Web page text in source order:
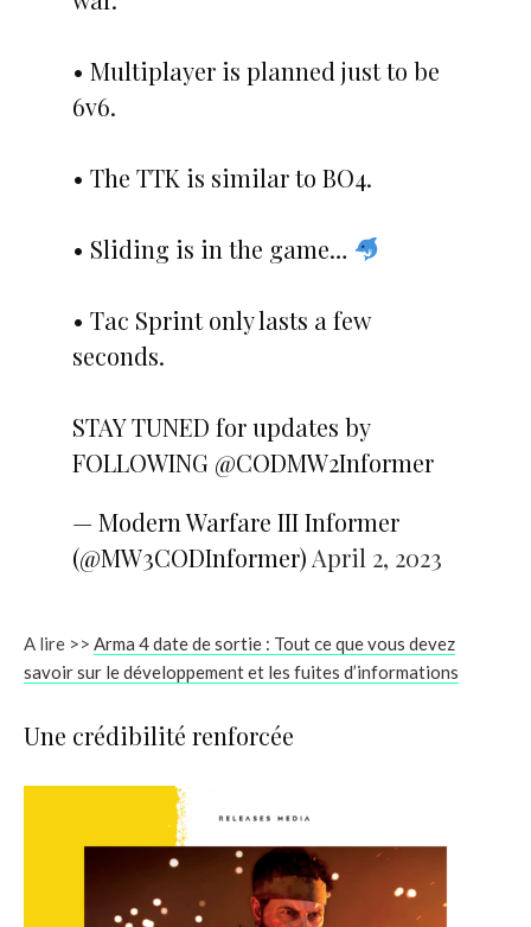
• Multiplayer is planned just to be
6v6.
• The TTK is similar to BO4.
• Sliding is in the game…
• Tac Sprint only lasts a few
seconds.
STAY TUNED for updates by
FOLLOWING @CODMW2Informer
— Modern Warfare III Informer
(@MW3CODInformer) April 2, 2023
A lire >> Arma 4 date de sortie : Tout ce que vous devez
savoir sur le développement et les fuites d’informations
Une crédibilité renforcée